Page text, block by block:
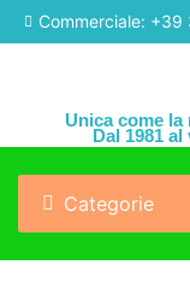
Commerciale:
Unica come
Dal 1981
Categorie